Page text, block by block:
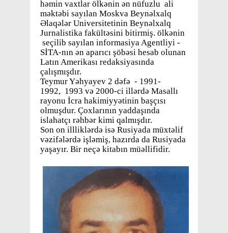
həmin vaxtlar ölkənin ən nüfuzlu ali
məktəbi sayılan Moskva Beynəlxalq
Əlaqələr Universitetinin Beynəlxalq
Jurnalistika fakültəsini bitirmiş. ölkənin
seçilib sayılan informasiya Agentliyi -
SİTA-nın ən aparıcı şöbəsi hesab olunan
Latın Amerikası redaksiyasında
çalışmışdır.
Teymur Yəhyayev 2 dəfə - 1991-
1992, 1993 və 2000-ci illərdə Masallı
rayonu İcra hakimiyyətinin başçısı
olmuşdur. Çoxlarının yaddaşında
islahatçı rəhbər kimi qalmışdır.
Son on illliklərdə isə Rusiyada müxtəlif
vəzifələrdə işləmiş, hazırda da Rusiyada
yaşayır. Bir neçə kitabın müəllifidir.